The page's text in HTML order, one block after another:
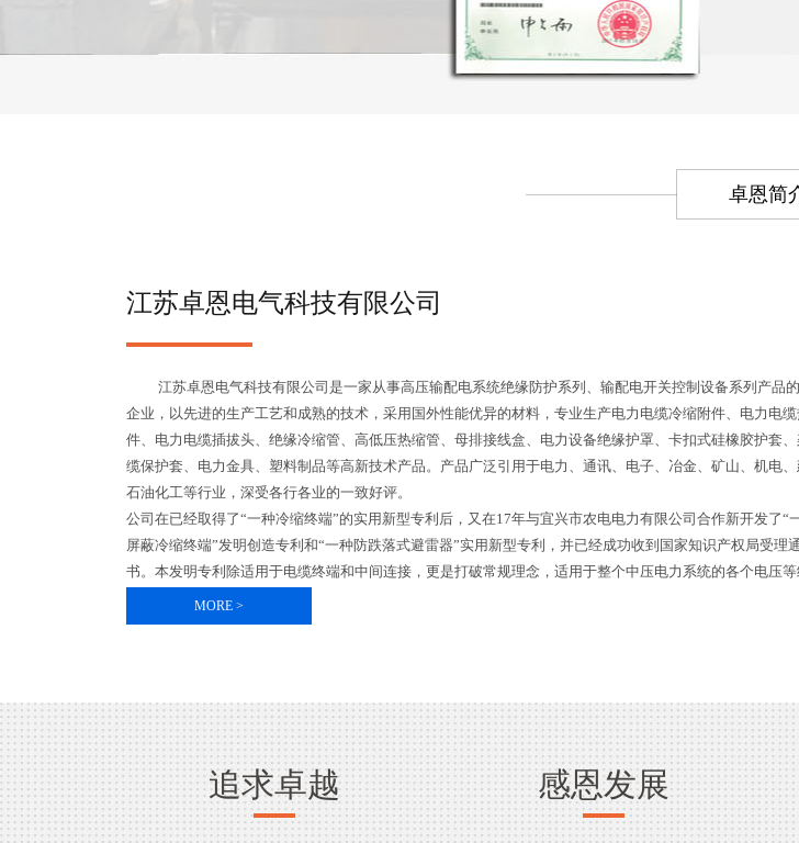
卓恩简
江苏卓恩电气科技有限公司
江苏卓恩电气科技有限公司是一家从事高压输配电系统绝缘防护系列、输配电开关控制设备系列产品
企业，以先进的生产工艺和成熟的技术，采用国外性能优异的材料，专业生产电力电缆冷缩附件、电力电
件、电力电缆插拔头、绝缘冷缩管、高低压热缩管、母排接线盒、电力设备绝缘护罩、卡扣式硅橡胶护套
缆保护套、电力金具、塑料制品等高新技术产品。产品广泛引用于电力、通讯、电子、冶金、矿山、机电、
石油化工等行业，深受各行各业的一致好评。
公司在已经取得了“一种冷缩终端”的实用新型专利后，又在17年与宜兴市农电电力有限公司合作新开发了“
屏蔽冷缩终端”发明创造专利和“一种防跌落式避雷器”实用新型专利，并已经成功收到国家知识产权局受理
书。本发明专利除适用于电缆终端和中间连接，更是打破常规理念，适用于整个中压电力系统的各个电压等
MORE >
追求卓越 感恩发展